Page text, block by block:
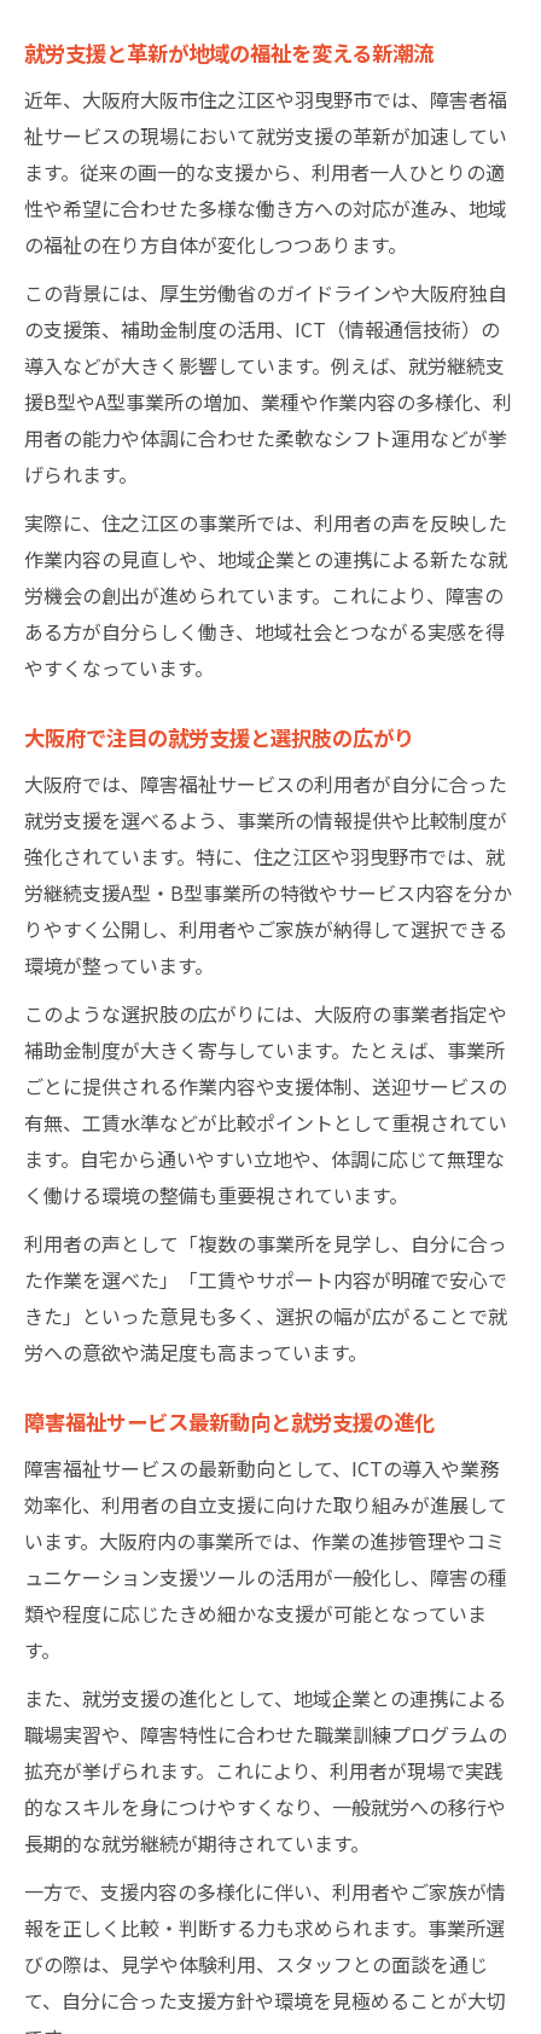
現状
大阪府の運営指導課が支える新たな就労支
援構造
障害補助金活用による就労支援のサービス
厚生労働省令がもたらす就労支援の質的向
上
利用者本位の就労支援体制づくりのポイン
ト
障がい者の働く選択肢が広がる大阪の最新支援
多様化する就労支援と障害福祉サービスの
今
大阪府内で広がる就労支援の選択肢と比較
障害者が選ぶべき就労支援の比較ポイント
最新の就労支援で働き方がもっと自由に
運営指導課や補助金活用で変わる就労支援の現
場
大阪府の運営指導課が導く新しい就労支援
体制
障害補助金を活かした先進的就労支援の実
際
就労支援現場で注目のサービス刷新ポイン
ト
厚生労働省の内部組織訓令と現場の連携強
化
事業者様式の活用が支える就労支援現場の
変化
働く力を引き出す大阪の障害福祉サービス比較
術
就労支援を活かす障害福祉サービス比較の
大阪で選ぶ理想の就労支援施設の見極め方
申請様式や補助金情報を活用した比較ポイ
ント
就労支援が強みとなる福祉サービスの特徴
厚生労働省のガイドラインと比較の着眼点
現在地
利用者と事業者目線で見る就労支援の新傾
向
障害福祉サービス現場で進む就労支援の深
就労支援の進化で広がる障害者の活躍の場
大阪の現場が語る就労支援の今後の可能性
就労支援と革新が地域の福祉を変える新潮流
近年、大阪府大阪市住之江区や羽曳野市では、障害者福
祉サービスの現場において就労支援の革新が加速してい
ます。従来の画一的な支援から、利用者一人ひとりの適
性や希望に合わせた多様な働き方への対応が進み、地域
の福祉の在り方自体が変化しつつあります。
この背景には、厚生労働省のガイドラインや大阪府独自
の支援策、補助金制度の活用、ICT（情報通信技術）の
導入などが大きく影響しています。例えば、就労継続支
援B型やA型事業所の増加、業種や作業内容の多様化、利
用者の能力や体調に合わせた柔軟なシフト運用などが挙
げられます。
実際に、住之江区の事業所では、利用者の声を反映した
作業内容の見直しや、地域企業との連携による新たな就
労機会の創出が進められています。これにより、障害の
ある方が自分らしく働き、地域社会とつながる実感を得
やすくなっています。
大阪府で注目の就労支援と選択肢の広がり
大阪府では、障害福祉サービスの利用者が自分に合った
就労支援を選べるよう、事業所の情報提供や比較制度が
強化されています。特に、住之江区や羽曳野市では、就
労継続支援A型・B型事業所の特徴やサービス内容を分か
りやすく公開し、利用者やご家族が納得して選択できる
環境が整っています。
このような選択肢の広がりには、大阪府の事業者指定や
補助金制度が大きく寄与しています。たとえば、事業所
ごとに提供される作業内容や支援体制、送迎サービスの
有無、工賃水準などが比較ポイントとして重視されてい
ます。自宅から通いやすい立地や、体調に応じて無理な
く働ける環境の整備も重要視されています。
利用者の声として「複数の事業所を見学し、自分に合っ
た作業を選べた」「工賃やサポート内容が明確で安心で
きた」といった意見も多く、選択の幅が広がることで就
労への意欲や満足度も高まっています。
障害福祉サービス最新動向と就労支援の進化
障害福祉サービスの最新動向として、ICTの導入や業務
効率化、利用者の自立支援に向けた取り組みが進展して
います。大阪府内の事業所では、作業の進捗管理やコミ
ュニケーション支援ツールの活用が一般化し、障害の種
類や程度に応じたきめ細かな支援が可能となっていま
す。
また、就労支援の進化として、地域企業との連携による
職場実習や、障害特性に合わせた職業訓練プログラムの
拡充が挙げられます。これにより、利用者が現場で実践
的なスキルを身につけやすくなり、一般就労への移行や
長期的な就労継続が期待されています。
一方で、支援内容の多様化に伴い、利用者やご家族が情
報を正しく比較・判断する力も求められます。事業所選
びの際は、見学や体験利用、スタッフとの面談を通じ
て、自分に合った支援方針や環境を見極めることが大切